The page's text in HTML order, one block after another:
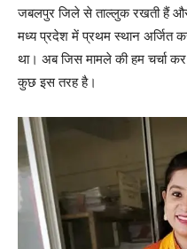
जबलपुर जिले से ताल्लुक रखती हैं और
मध्य प्रदेश में प्रथम स्थान अर्जित
था। अब जिस मामले की हम चर्चा
कुछ इस तरह है।